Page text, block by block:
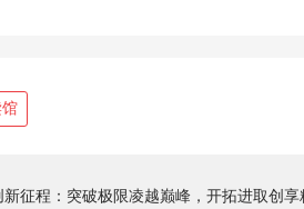
征程：突破极限凌越巅峰，开拓进取创享